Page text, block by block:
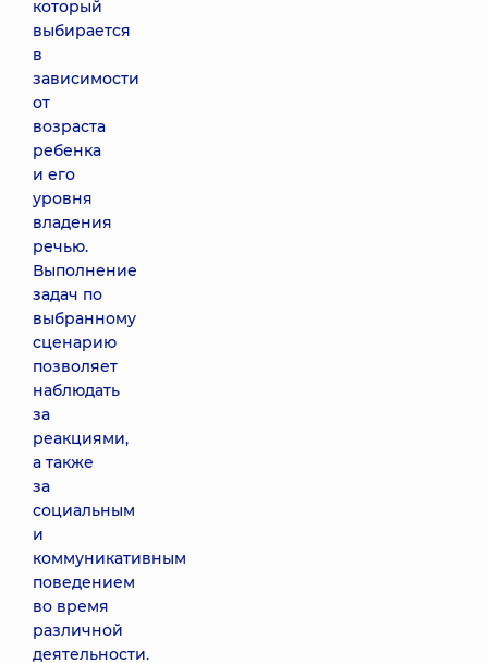
который
выбирается
в
зависимости
от
возраста
ребенка
и его
уровня
владения
речью.
Выполнение
задач по
выбранному
сценарию
позволяет
наблюдать
за
реакциями,
а также
за
социальным
и
коммуникативным
поведением
во время
различной
деятельности.